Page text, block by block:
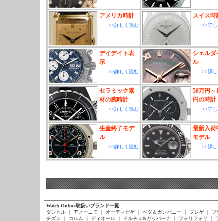
アメリカ時計
>>詳しく読む
スイス時
>>詳
デイデイト表
示
>>詳しく読む
シェルダ
ル
>>詳
セラミック素
材の腕時計
>>詳しく読む
50万円～
円の時計
>>詳
生産終了モデ
ル
>>詳しく読む
最新入荷
モデル
>>詳
Watch Online取扱いブランド一覧
ダンヒル
｜ アノーニモ ｜ オーデマピゲ ｜ ベダ＆カンパニー ｜ ブレゲ ｜
ブ
チズン
｜ コルム ｜ ディオール ｜ ドルチェ&ガッバーナ ｜ フォリフォリ ｜